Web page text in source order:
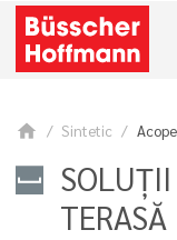
home Sintetic
SOLUȚII
TERASĂ